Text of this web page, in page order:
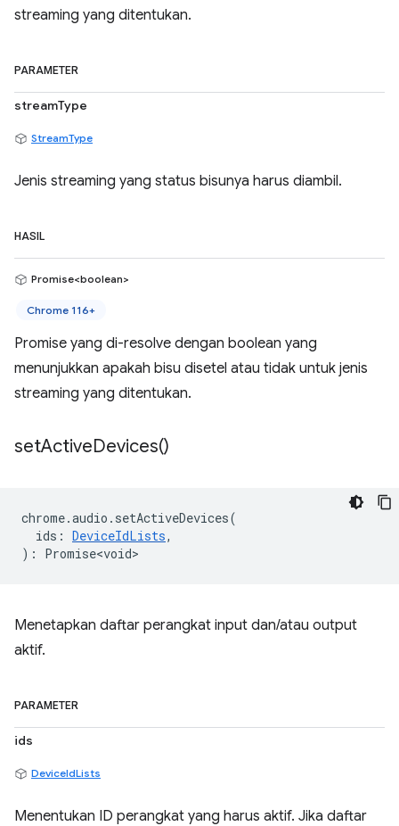
streaming yang ditentukan.
PARAMETER
streamType
StreamType
Jenis streaming yang status bisunya harus diambil.
HASIL
Promise<boolean>
Chrome 116+
Promise yang di-resolve dengan boolean yang
menunjukkan apakah bisu disetel atau tidak untuk jenis
streaming yang ditentukan.
setActiveDevices()
chrome.audio . setActiveDevices(
ids : DeviceIdLists,
) : Promise<void>
Menetapkan daftar perangkat input dan/atau output
aktif.
PARAMETER
ids
DeviceIdLists
Menentukan ID perangkat yang harus aktif. Jika daftar